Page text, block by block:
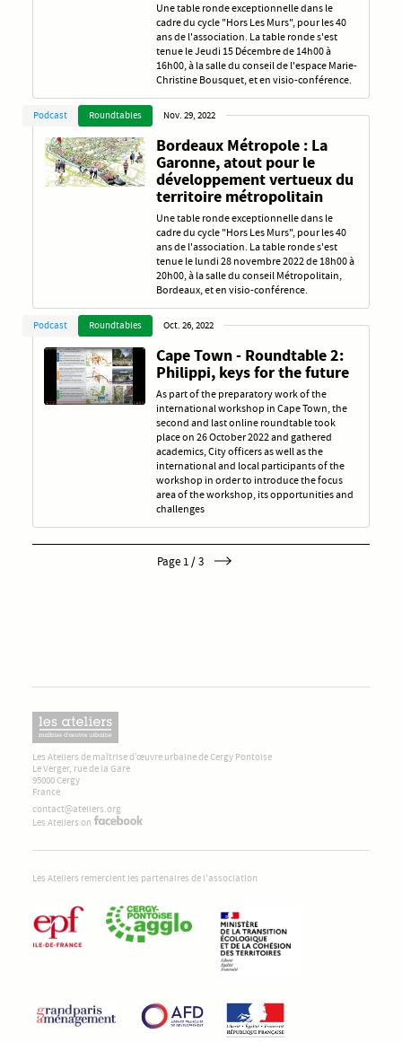
Une table ronde exceptionnelle dans le
cadre du cycle "Hors Les Murs", pour les 40
ans de l'association. La table ronde s'est
tenue le Jeudi 15 Décembre de 14h00 à
16h00, à la salle du conseil de l'espace Marie-
Christine Bousquet, et en visio-conférence.
Podcast Roundtables Nov. 29, 2022
Bordeaux Métropole : La
Garonne, atout pour le
développement vertueux du
territoire métropolitain
Une table ronde exceptionnelle dans le
cadre du cycle "Hors Les Murs", pour les 40
ans de l'association. La table ronde s'est
tenue le lundi 28 novembre 2022 de 18h00 à
20h00, à la salle du conseil Métropolitain,
Bordeaux, et en visio-conférence.
Podcast Roundtables Oct. 26, 2022
Cape Town - Roundtable 2:
Philippi, keys for the future
As part of the preparatory work of the
international workshop in Cape Town, the
second and last online roundtable took
place on 26 October 2022 and gathered
academics, City officers as well as the
international and local participants of the
workshop in order to introduce the focus
area of the workshop, its opportunities and
challenges
Page 1 / 3
Les Ateliers de maîtrise d’œuvre urbaine de Cergy Pontoise
Le Verger, rue de la Gare
95000 Cergy
France
contact@ateliers.org
Les Ateliers on
Les Ateliers remercient les partenaires de l'association